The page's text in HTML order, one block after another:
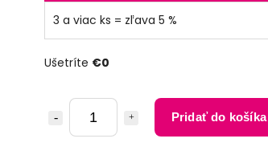
3 a viac ks = zľava 5 %
Ušetríte €0
Pridať do košíka